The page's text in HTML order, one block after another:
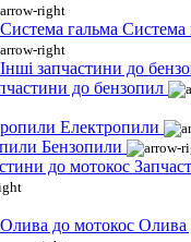
Система
до бензопил
Електропили
Бензопили
Олива